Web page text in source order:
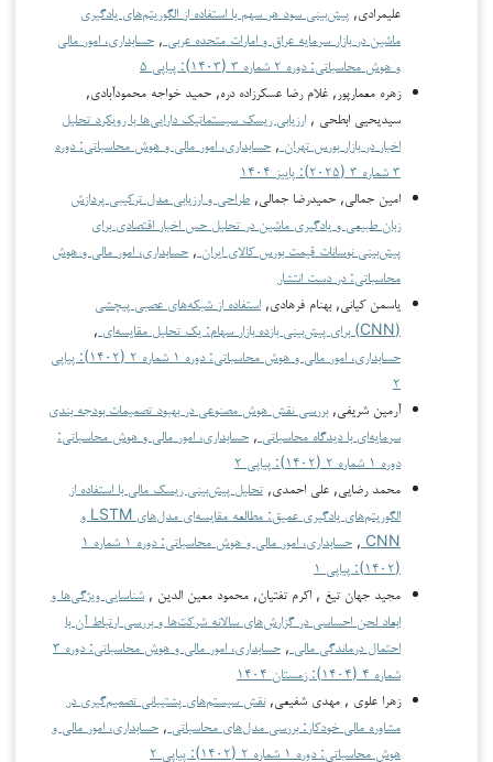
علیمرادی, پیش‌بینی سود هر سهم با استفاده از الگوریتم‌های یادگیری
ماشین در بازار سرمایه عراق و امارات متحده عربی , حسابداری، امور مالی
و هوش محاسباتی: دوره ۲ شماره ۳ (۱۴۰۳): پیاپی ۵
زهره معمارپور, غلام رضا عسکرزاده دره, حمید خواجه محمودآبادی,
سیدیحیی ابطحی , ارزیابی ریسک سیستماتیک دارایی‌ها با رویکرد تحلیل
اخبار در بازار بورس تهران , حسابداری، امور مالی و هوش محاسباتی: دوره
۳ شماره ۳ (۲۰۲۵): پاییز ۱۴۰۴
امین جمالی, حمیدرضا جمالی, طراحی و ارزیابی مدل ترکیبی پردازش
زبان طبیعی و یادگیری ماشین در تحلیل حس اخبار اقتصادی برای
پیش‌بینی نوسانات قیمت بورس کالای ایران , حسابداری، امور مالی و هوش
محاسباتی: در دست انتشار
یاسمن کیانی, بهنام فرهادی, استفاده از شبکه‌های عصبی پیچشی
(CNN) برای پیش‌بینی بازده بازار سهام: یک تحلیل مقایسه‌ای
,
حسابداری، امور مالی و هوش محاسباتی: دوره ۱ شماره ۲ (۱۴۰۲): پیاپی
۲
آرمین شریفی,بررسی نقش هوش مصنوعی در بهبود تصمیمات بودجه بندی
سرمایه‌ای با دیدگاه محاسباتی , حسابداری، امور مالی و هوش محاسباتی:
دوره ۱ شماره ۲ (۱۴۰۲): پیاپی ۲
محمد رضایی, علی احمدی, تحلیل پیش‌بینی ریسک مالی با استفاده از
الگوریتم‌های یادگیری عمیق: مطالعه مقایسه‌ای مدل‌های LSTM و
CNN
,
حسابداری، امور مالی و هوش محاسباتی: دوره ۱ شماره ۱
(۱۴۰۲): پیاپی ۱
مجید جهان تیغ , اکرم تفتیان, محمود معین الدین , شناسایی ویژگی‌ها و
ابعاد لحن احساسی در گزارش‌های سالانه شرکت‌ها و بررسی ارتباط آن با
احتمال درماندگی مالی ,
حسابداری، امور مالی و هوش محاسباتی: دوره ۳
شماره ۴ (۱۴۰۴): زمستان ۱۴۰۴
زهرا علوی , مهدی شفیعی,نقش سیستم‌های پشتیبانی تصمیم‌گیری در
مشاوره مالی خودکار: بررسی مدل‌های محاسباتی , حسابداری، امور مالی و
هوش محاسباتی: دوره ۱ شماره ۲ (۱۴۰۲): پیاپی ۲